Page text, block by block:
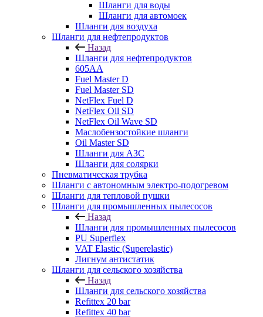
Шланги для воды
Шланги для автомоек
Шланги для воздуха
Шланги для нефтепродуктов
Назад
Шланги для нефтепродуктов
605AA
Fuel Master D
Fuel Master SD
NetFlex Fuel D
NetFlex Oil SD
NetFlex Oil Wave SD
Маслобензостойкие шланги
Оil Master SD
Шланги для АЗС
Шланги для солярки
Пневматическая трубка
Шланги с автономным электро-подогревом
Шланги для тепловой пушки
Шланги для промышленных пылесосов
Назад
Шланги для промышленных пылесосов
PU Superflex
VAT Elastic (Superelastic)
Лигнум антистатик
Шланги для сельского хозяйства
Назад
Шланги для сельского хозяйства
Refittex 20 bar
Refittex 40 bar